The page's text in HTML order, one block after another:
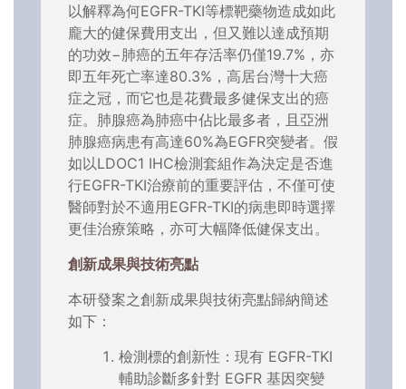
以解釋為何EGFR-TKI等標靶藥物造成如此
龐大的健保費用支出，但又難以達成預期
的功效−肺癌的五年存活率仍僅19.7%，亦
即五年死亡率達80.3%，高居台灣十大癌
症之冠，而它也是花費最多健保支出的癌
症。肺腺癌為肺癌中佔比最多者，且亞洲
肺腺癌病患有高達60%為EGFR突變者。假
如以LDOC1 IHC檢測套組作為決定是否進
行EGFR-TKI治療前的重要評估，不僅可使
醫師對於不適用EGFR-TKI的病患即時選擇
更佳治療策略，亦可大幅降低健保支出。
創新成果與技術亮點
本研發案之創新成果與技術亮點歸納簡述
如下：
檢測標的創新性：現有 EGFR-TKI
輔助診斷多針對 EGFR 基因突變